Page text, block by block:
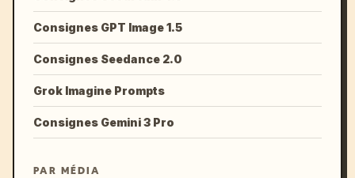
Consignes GPT Image 1.5
Consignes Seedance 2.0
Grok Imagine Prompts
Consignes Gemini 3 Pro
PAR MÉDIA